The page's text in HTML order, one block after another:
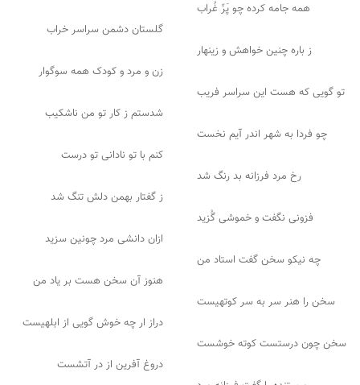
همه جامه کرده چو پَرِّ غُراب
گلستان دشمن سراسر خراب
ز باره چنین خواهش و زینهار
زن و مرد و کودک همه سوگوار
تو گویی که هست این سراسر فریب
شدستم ز کار تو من ناشکیب
چو فردا به شهر اندر آیم نخست
کنم با تو نادانی تو درست
رخ مرد فرزانه بد رنگ شد
ز گفتار بهمن دلش تنگ شد
فزونی نگفت و خموشی گُزید
ازان دانشی مرد چونین سزید
چه نیکو سخن گفت استاد من
هنوز آن سخن هست بر یاد من
سخن را هنر سر به سر کوتهیست
دراز ار چه خوش گویی از ابلهیست
سخن چون درستست کوته خوشست
دروغ آفرین از در آتشست